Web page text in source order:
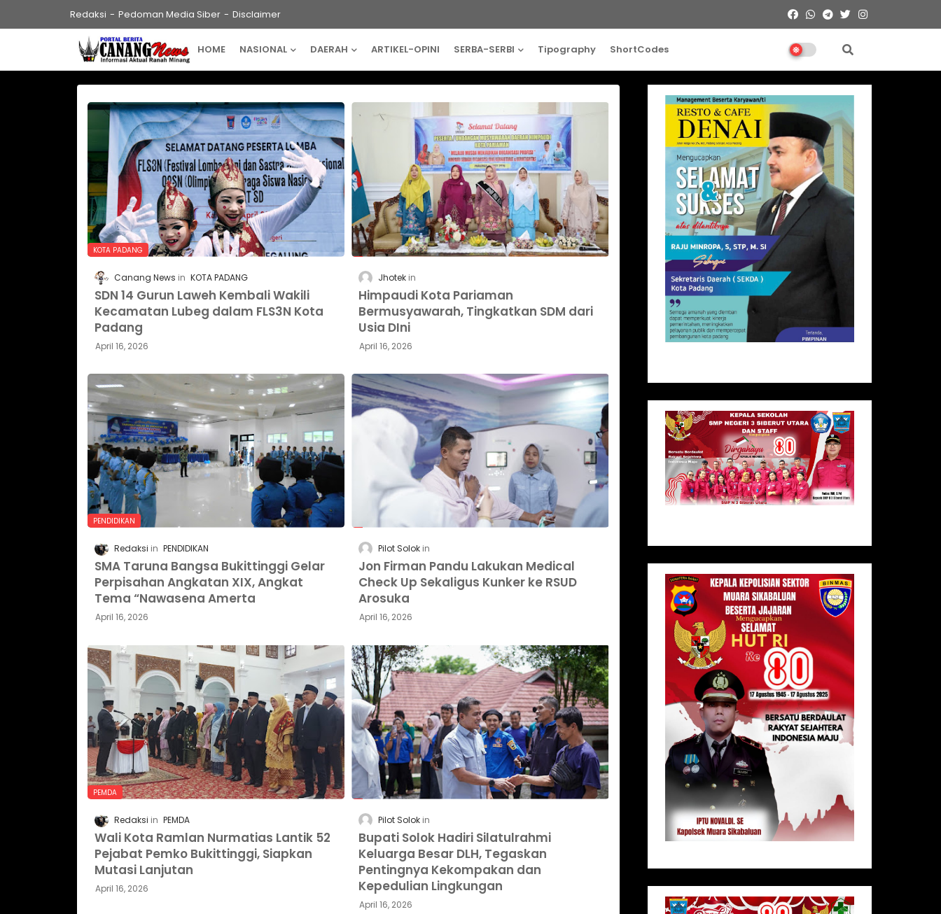
Redaksi Pedoman Media Siber Disclaimer
HOME NASIONAL DAERAH ARTIKEL-OPINI SERBA-SERBI Tipography ShortCodes
KOTA PADANG
Canang News KOTA PADANG
SDN 14 Gurun Laweh Kembali Wakili
Kecamatan Lubeg dalam FLS3N Kota
Padang
April 16, 2026
Jhotek
Himpaudi Kota Pariaman
Bermusyawarah, Tingkatkan SDM dari
Usia DIni
April 16, 2026
PENDIDIKAN
Redaksi PENDIDIKAN
SMA Taruna Bangsa Bukittinggi Gelar
Perpisahan Angkatan XIX, Angkat
Tema “Nawasena Amerta
April 16, 2026
Pilot Solok
Jon Firman Pandu Lakukan Medical
Check Up Sekaligus Kunker ke RSUD
Arosuka
April 16, 2026
PEMDA
Redaksi PEMDA
Wali Kota Ramlan Nurmatias Lantik 52
Pejabat Pemko Bukittinggi, Siapkan
Mutasi Lanjutan
April 16, 2026
Pilot Solok
Bupati Solok Hadiri Silatulrahmi
Keluarga Besar DLH, Tegaskan
Pentingnya Kekompakan dan
Kepedulian Lingkungan
April 16, 2026